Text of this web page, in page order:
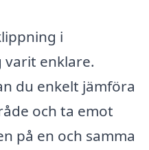
i
varit enklare.
du enkelt jämföra
och ta emot
på en och samma